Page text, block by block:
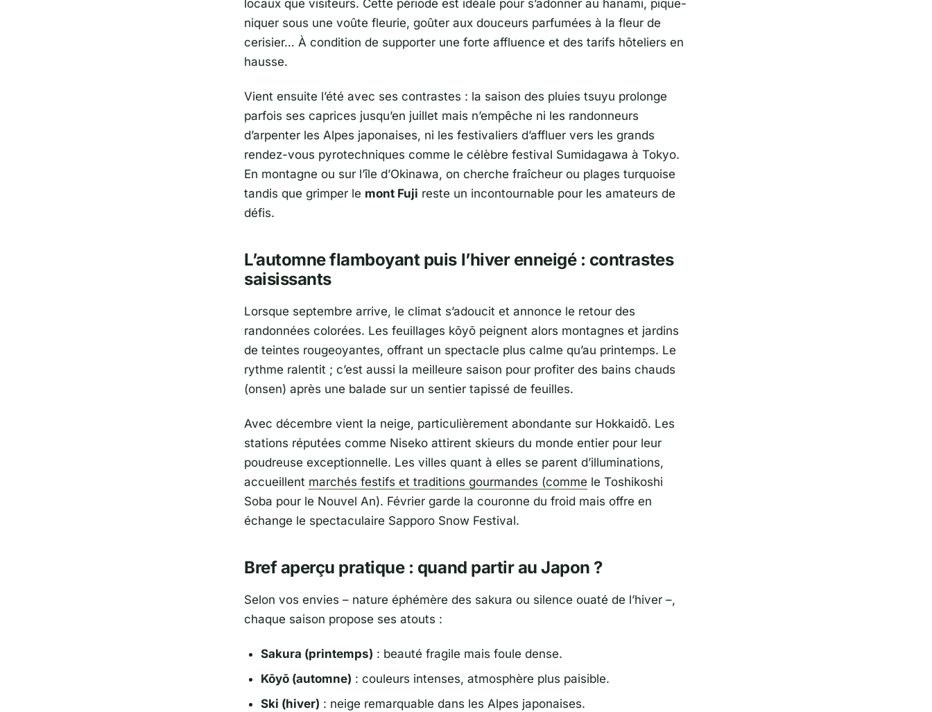
locaux que visiteurs. Cette période est idéale pour s’adonner au hanami, pique-
niquer sous une voûte fleurie, goûter aux douceurs parfumées à la fleur de
cerisier… À condition de supporter une forte affluence et des tarifs hôteliers en
hausse.
Vient ensuite l’été avec ses contrastes : la saison des pluies tsuyu prolonge
parfois ses caprices jusqu’en juillet mais n’empêche ni les randonneurs
d’arpenter les Alpes japonaises, ni les festivaliers d’affluer vers les grands
rendez-vous pyrotechniques comme le célèbre festival Sumidagawa à Tokyo.
En montagne ou sur l’île d’Okinawa, on cherche fraîcheur ou plages turquoise
tandis que grimper le mont Fuji reste un incontournable pour les amateurs de
défis.
L’automne flamboyant puis l’hiver enneigé : contrastes
saisissants
Lorsque septembre arrive, le climat s’adoucit et annonce le retour des
randonnées colorées. Les feuillages kōyō peignent alors montagnes et jardins
de teintes rougeoyantes, offrant un spectacle plus calme qu’au printemps. Le
rythme ralentit ; c’est aussi la meilleure saison pour profiter des bains chauds
(onsen) après une balade sur un sentier tapissé de feuilles.
Avec décembre vient la neige, particulièrement abondante sur Hokkaidō. Les
stations réputées comme Niseko attirent skieurs du monde entier pour leur
poudreuse exceptionnelle. Les villes quant à elles se parent d’illuminations,
accueillent marchés festifs et traditions gourmandes (comme le Toshikoshi
Soba pour le Nouvel An). Février garde la couronne du froid mais offre en
échange le spectaculaire Sapporo Snow Festival.
Bref aperçu pratique : quand partir au Japon ?
Selon vos envies – nature éphémère des sakura ou silence ouaté de l’hiver –,
chaque saison propose ses atouts :
Sakura (printemps) : beauté fragile mais foule dense.
Kōyō (automne) : couleurs intenses, atmosphère plus paisible.
Ski (hiver) : neige remarquable dans les Alpes japonaises.